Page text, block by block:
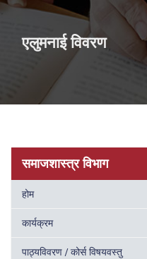
एलुमनाई विवरण
समाजशास्त्र विभाग
होम
कार्यक्रम
पाठ्यविवरण / कोर्स विषयवस्तु